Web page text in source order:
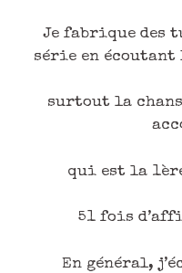
Je fabrique des
série en écoutant
surtout la
qui est la
51 fois
En général,